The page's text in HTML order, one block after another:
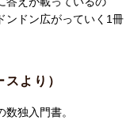
ンドン広がっていく1冊
より）
独入門書。